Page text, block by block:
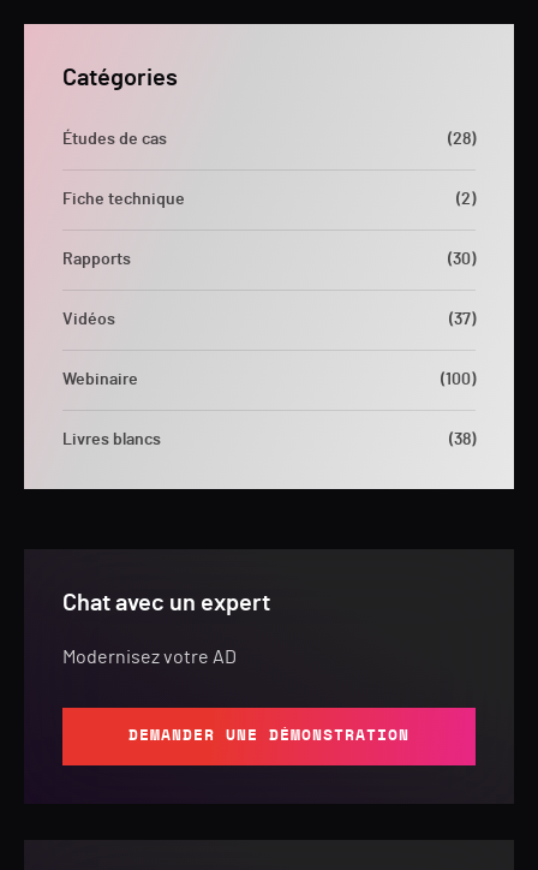
Catégories
Études de cas (28)
Fiche technique (2)
Rapports (30)
Vidéos (37)
Webinaire (100)
Livres blancs (38)
Chat avec un expert
Modernisez votre AD
DEMANDER UNE DÉMONSTRATION